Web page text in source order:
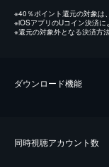
※40％ポイント還元の対象は
※iOSアプリのUコイン決済に
※還元の対象外となる決済方
ダウンロード機能
同時視聴アカウント数